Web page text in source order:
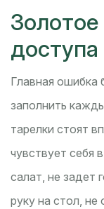
Золотое
Главная ошибка
заполнить
тарелки стоят
чувствует себя
салат, не задет
руку на стол, не